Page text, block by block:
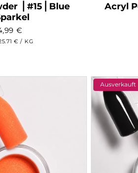
⎥ #15⎥ Blue
€
€ / PRO
KG
Acryl
Ausverkauft